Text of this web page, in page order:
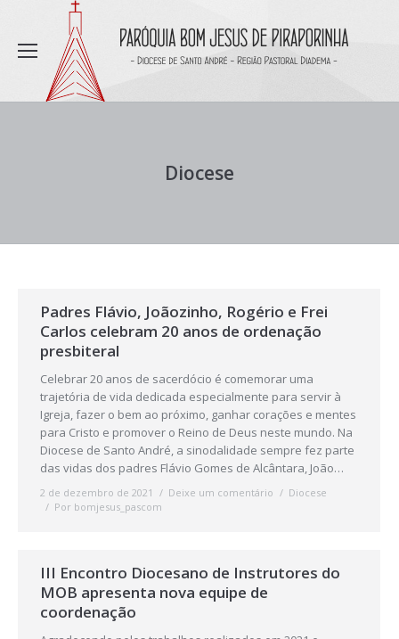
Diocese
Padres Flávio, Joãozinho, Rogério e Frei
Carlos celebram 20 anos de ordenação
presbiteral
Celebrar 20 anos de sacerdócio é comemorar uma
trajetória de vida dedicada especialmente para servir à
Igreja, fazer o bem ao próximo, ganhar corações e mentes
para Cristo e promover o Reino de Deus neste mundo. Na
Diocese de Santo André, a sinodalidade sempre fez parte
das vidas dos padres Flávio Gomes de Alcântara, João…
2 de dezembro de 2021 Deixe um comentário
Diocese
Por bomjesus_pascom
III Encontro Diocesano de Instrutores do
MOB apresenta nova equipe de
coordenação